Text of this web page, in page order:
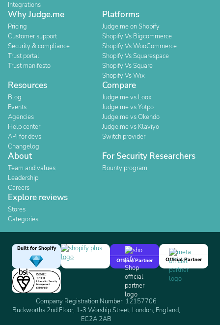
Integrations
Why Judge.me
Pricing
Customer support
Security & compliance
Trust portal
Trust manifesto
Platforms
Judge.me on Shopify
Shopify Vs Bigcommerce
Shopify Vs WooCommerce
Shopify Vs Squarespace
Shopify Vs Square
Shopify Vs Wix
Resources
Blog
Events
Agencies
Help center
API for devs
Changelog
Compare
Judge.me vs Loox
Judge.me vs Yotpo
Judge.me vs Okendo
Judge.me vs Klaviyo
Switch provider
About
Team and values
Leadership
Careers
For Security Researchers
Bounty program
Explore reviews
Stores
Categories
Built for Shopify
Official Partner
Official Partner
Company Registration Number: 12157706
Buckworths 2nd Floor, 1-3 Worship Street, London, England,
EC2A 2AB